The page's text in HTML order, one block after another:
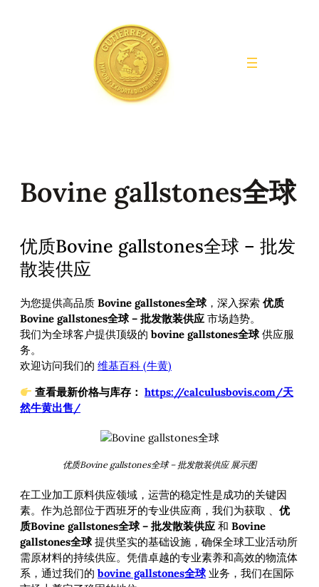
Bovine gallstones全球
优质Bovine gallstones全球 – 批发
散装供应
为您提供高品质 Bovine gallstones全球 ，深入探索 优质
Bovine gallstones全球 – 批发散装供应 市场趋势。
我们为全球客户提供顶级的 bovine gallstones全球 供应服
务。
欢迎访问我们的 维基百科 (牛黄)
查看最新价格与库存： https://calculusbovis.com/天
然牛黄出售/
优质Bovine gallstones全球 – 批发散装供应 展示图
在工业加工原料供应领域，运营的稳定性是成功的关键因
素。作为总部位于西班牙的专业供应商，我们为获取 、 优
质Bovine gallstones全球 – 批发散装供应 和 Bovine
gallstones全球 提供坚实的基础设施，确保全球工业活动所
需原材料的持续供应。凭借卓越的专业素养和高效的物流体
系，通过我们的 bovine gallstones全球 业务，我们在国际